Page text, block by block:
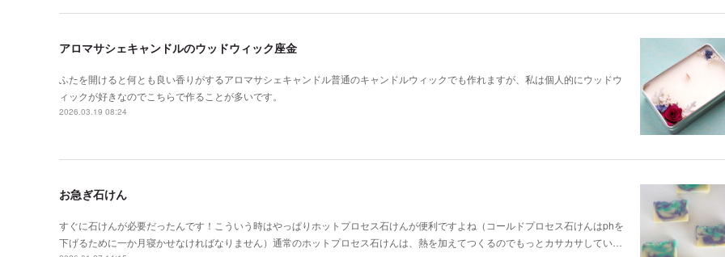
アロマサシェキャンドルのウッドウィック座金
ふたを開けると何とも良い香りがするアロマサシェキャンドル普通のキャンドルウィックでも作れますが、私は個人的にウッドウ
ィックが好きなのでこちらで作ることが多いです。
2026.03.19 08:24
お急ぎ石けん
すぐに石けんが必要だったんです！こういう時はやっぱりホットプロセス石けんが便利ですよね（コールドプロセス石けんはphを
下げるために一か月寝かせなければなりません）通常のホットプロセス石けんは、熱を加えてつくるのでもっとカサカサしてい…